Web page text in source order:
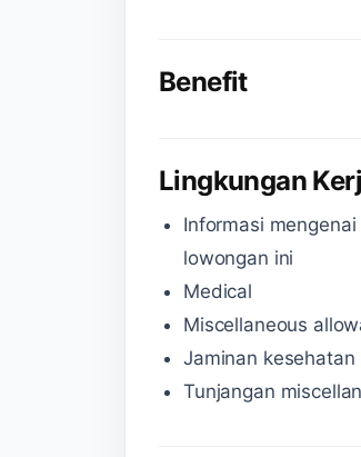
Benefit
Lingkungan
Informasi
lowongan ini
Medical
Miscellaneous
Jaminan kesehatan
Tunjangan